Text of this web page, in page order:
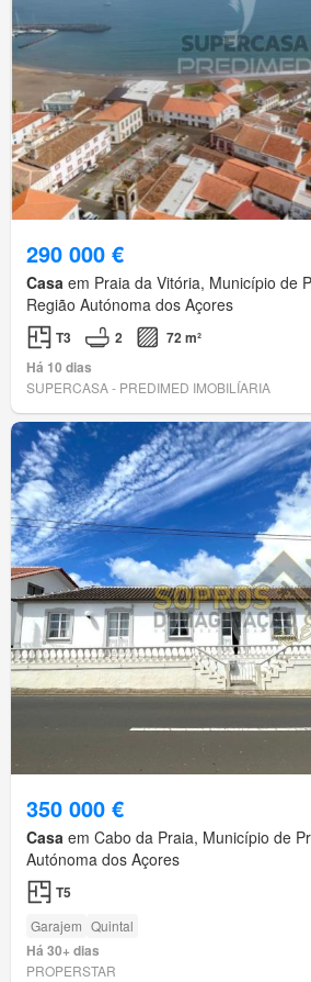
290 000 €
Casa em Praia da Vitória, Município de
Região Autónoma dos Açores
T3 2
72 m²
Há 10 dias
SUPERCASA - PREDIMED IMOBILÍARIA
350 000 €
Casa em Cabo da Praia, Município de
Autónoma dos Açores
T5
Garajem Quintal
Há 30+ dias
PROPERSTAR